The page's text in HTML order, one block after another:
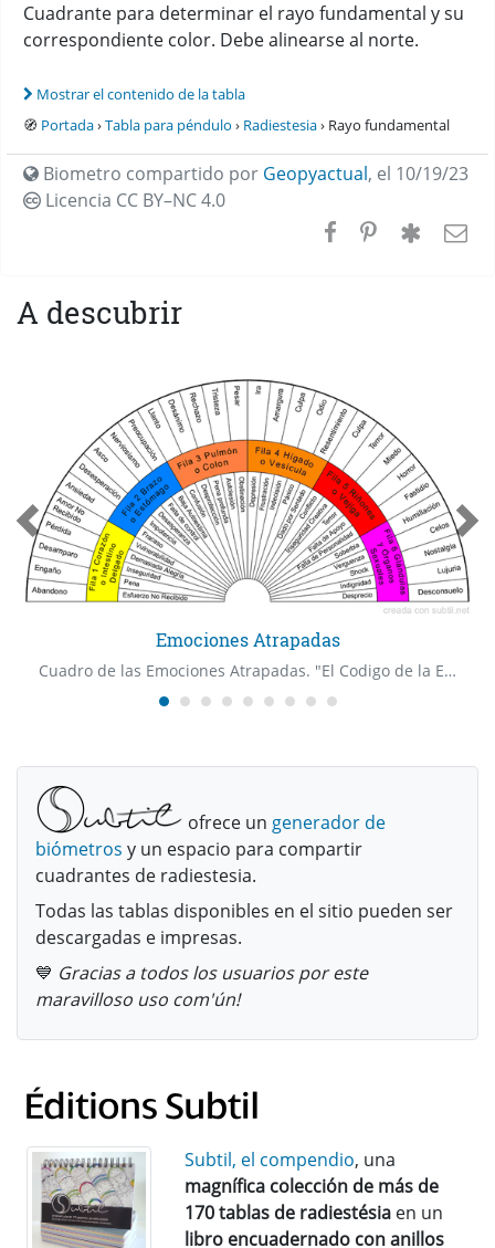
Cuadrante para determinar el rayo fundamental y su
correspondiente color. Debe alinearse al norte.
Mostrar el contenido de la tabla
🧭 Portada›Tabla para péndulo › Radiestesia› Rayo fundamental
Biometro compartido por Geopyactual, el 10/19/23
Licencia CC BY–NC 4.0
A descubrir
Emociones Atrapadas
Cuadro de las Emociones Atrapadas. "El Codigo de la Emocion" Dr Bradley Nelson
ofrece un generador de
biómetros y un espacio para compartir
cuadrantes de radiestesia.
Todas las tablas disponibles en el sitio pueden ser
descargadas e impresas.
💙 Gracias a todos los usuarios por este
maravilloso uso com'ún!
Subtil, el compendio, una
magnífica colección de más de
170 tablas de radiestésia en un
libro encuadernado con anillos